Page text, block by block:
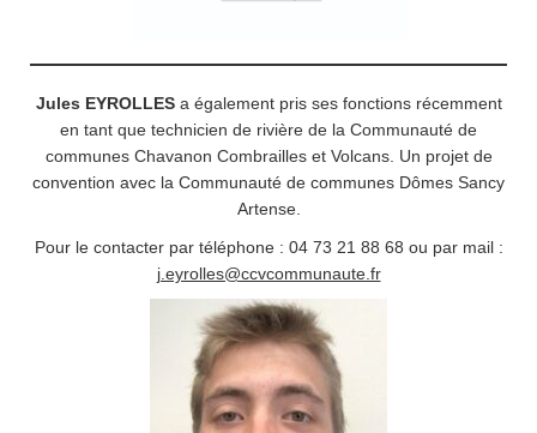
Jules EYROLLESa également pris ses fonctions récemment
en tant que technicien de rivière de la Communauté de
communes Chavanon Combrailles et Volcans. Un projet de
convention avec la Communauté de communes Dômes Sancy
Artense.
Pour le contacter par téléphone : 04 73 21 88 68 ou par mail :
j.eyrolles@ccvcommunaute.fr